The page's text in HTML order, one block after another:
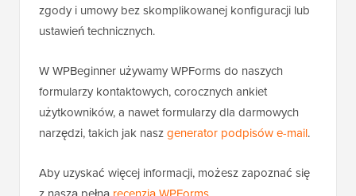
zgody i umowy bez skomplikowanej konfiguracji lub
ustawień technicznych.
W WPBeginner używamy WPForms do naszych
formularzy kontaktowych, corocznych ankiet
użytkowników, a nawet formularzy dla darmowych
narzędzi, takich jak naszgenerator podpisów e-mail.
Aby uzyskać więcej informacji, możesz zapoznać się